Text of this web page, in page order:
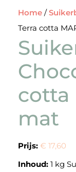
Home /
Terra cotta
cotta
mat
Prijs: € 17,60
Inhoud: 1 kg